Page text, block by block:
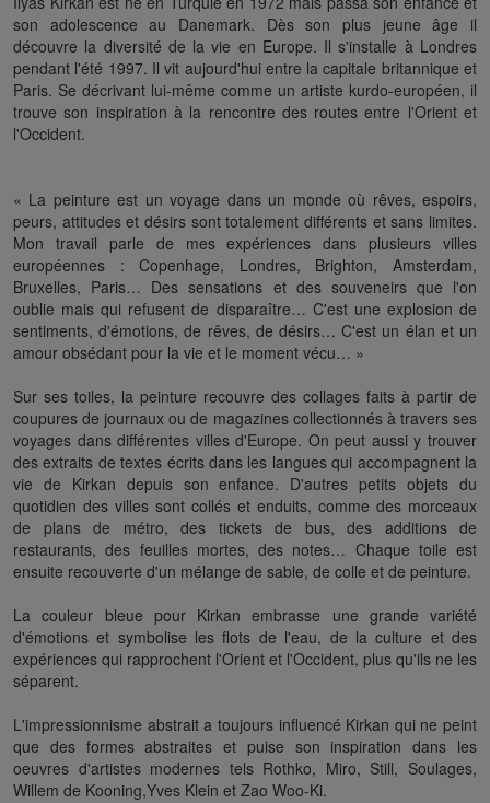
son adolescence au Danemark. Dès son plus jeune âge il
découvre la diversité de la vie en Europe. Il s'installe à Londres
pendant l'été 1997. Il vit aujourd'hui entre la capitale britannique et
Paris. Se décrivant lui-même comme un artiste kurdo-européen, il
trouve son inspiration à la rencontre des routes entre l'Orient et
l'Occident.
« La peinture est un voyage dans un monde où rêves, espoirs,
peurs, attitudes et désirs sont totalement différents et sans limites.
Mon travail parle de mes expériences dans plusieurs villes
européennes : Copenhage, Londres, Brighton, Amsterdam,
Bruxelles, Paris… Des sensations et des souveneirs que l'on
oublie mais qui refusent de disparaître… C'est une explosion de
sentiments, d'émotions, de rêves, de désirs… C'est un élan et un
amour obsédant pour la vie et le moment vécu… »
Sur ses toiles, la peinture recouvre des collages faits à partir de
coupures de journaux ou de magazines collectionnés à travers ses
voyages dans différentes villes d'Europe. On peut aussi y trouver
des extraits de textes écrits dans les langues qui accompagnent la
vie de Kirkan depuis son enfance. D'autres petits objets du
quotidien des villes sont collés et enduits, comme des morceaux
de plans de métro, des tickets de bus, des additions de
restaurants, des feuilles mortes, des notes… Chaque toile est
ensuite recouverte d'un mélange de sable, de colle et de peinture.
La couleur bleue pour Kirkan embrasse une grande variété
d'émotions et symbolise les flots de l'eau, de la culture et des
expériences qui rapprochent l'Orient et l'Occident, plus qu'ils ne les
séparent.
L'impressionnisme abstrait a toujours influencé Kirkan qui ne peint
que des formes abstraites et puise son inspiration dans les
oeuvres d'artistes modernes tels Rothko, Miro, Still, Soulages,
Willem de Kooning,Yves Klein et Zao Woo-Ki.